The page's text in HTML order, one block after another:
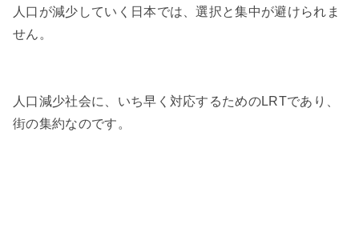
人口が減少していく日本では、選択と集中が避けられま
せん。
人口減少社会に、いち早く対応するためのLRTであり、
街の集約なのです。